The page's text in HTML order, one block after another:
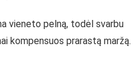
vieneto pelną, todėl svarbu
kompensuos prarastą maržą.